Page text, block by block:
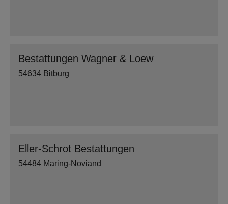
Bestattungen Wagner & Loew
54634 Bitburg
Eller-Schrot Bestattungen
54484 Maring-Noviand